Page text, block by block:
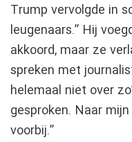
Trump vervolgde in
leugenaars.” Hij
akkoord, maar ze
spreken met
helemaal niet over
gesproken. Naar
voorbij.”